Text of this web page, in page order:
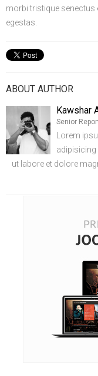
morbi tristique senectus
egestas.
ABOUT AUTHOR
Kawshar
Senior
Lorem
ut labore et dolore